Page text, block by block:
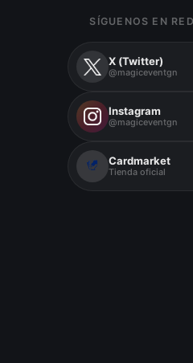
SÍGUENOS EN
X (Twitter)
@magiceventgn
Instagram
@magiceventgn
Cardmarket
Tienda oficial